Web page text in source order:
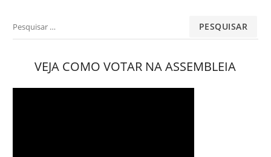
Pesquisar
VEJA COMO VOTAR NA ASSEMBLEIA